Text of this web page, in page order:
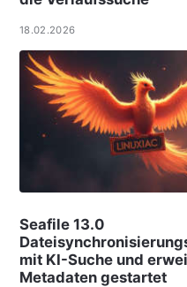
18.02.2026
Seafile 13.0
mit KI-Suche und
Metadaten gestartet